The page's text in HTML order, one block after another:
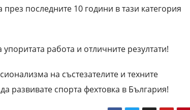
последните 10 години в тази категория
работа и отличните резултати!
на състезателите и техните
развивате спорта фехтовка в България!